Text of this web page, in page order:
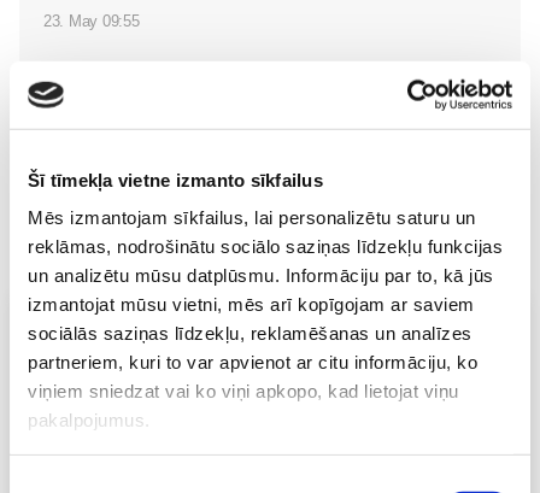
Šī tīmekļa vietne izmanto sīkfailus
Mēs izmantojam sīkfailus, lai personalizētu saturu un
reklāmas, nodrošinātu sociālo saziņas līdzekļu funkcijas
un analizētu mūsu datplūsmu. Informāciju par to, kā jūs
izmantojat mūsu vietni, mēs arī kopīgojam ar saviem
sociālās saziņas līdzekļu, reklamēšanas un analīzes
partneriem, kuri to var apvienot ar citu informāciju, ko
viņiem sniedzat vai ko viņi apkopo, kad lietojat viņu
pakalpojumus.
23. May 09:55
Vecāku skola
Topošo un jauno māmiņu lutināšanas programma ar
skaistumkopšanas speciālisti Ivetu Liberti